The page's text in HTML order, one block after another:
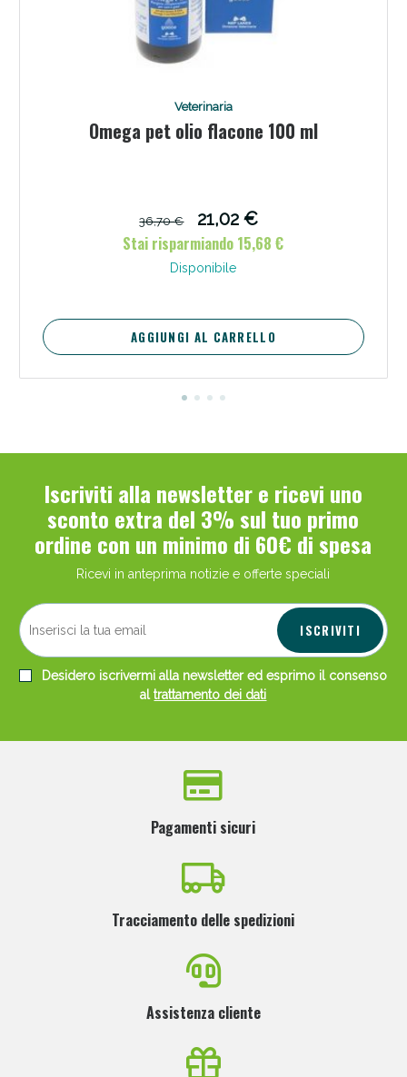
Veterinaria
Omega pet olio flacone 100 ml
36,70 €
21,02 €
Stai risparmiando 15,68 €
Disponibile
AGGIUNGI AL CARRELLO
Iscriviti alla newsletter e ricevi uno
sconto extra del 3% sul tuo primo
ordine con un minimo di 60€ di spesa
Ricevi in anteprima notizie e offerte speciali
ISCRIVITI
Desidero iscrivermi alla newsletter ed esprimo il consenso
altrattamento dei dati
Pagamenti sicuri
Tracciamento delle spedizioni
Assistenza cliente